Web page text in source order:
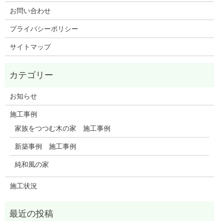
お問い合わせ
プライバシーポリシー
サイトマップ
お知らせ
施工事例
家族をつつむ木の家 施工事例
新築事例 施工事例
純和風の家
施工状況